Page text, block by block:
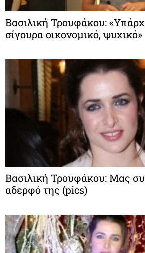
Βασιλική Τρουφάκου:
σίγουρα οικονομικό, ψυχικό»
Βασιλική Τρουφάκου: Μας
αδερφό της (pics)